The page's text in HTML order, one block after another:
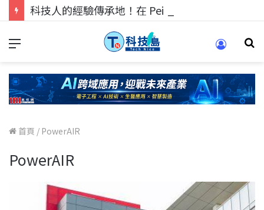
首頁 / PowerAIR
PowerAIR